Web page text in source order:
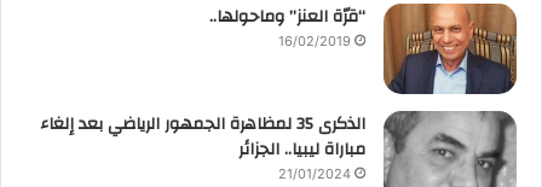
“قرّة العنز” وماحولها..
16/02/2019
الذكرى 35 لمظاهرة الجمهور الرياضي بعد إلغاء
مباراة ليبيا.. الجزائر
21/01/2024